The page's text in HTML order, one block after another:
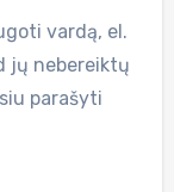
vardą, el.
jų nebereiktų
parašyti